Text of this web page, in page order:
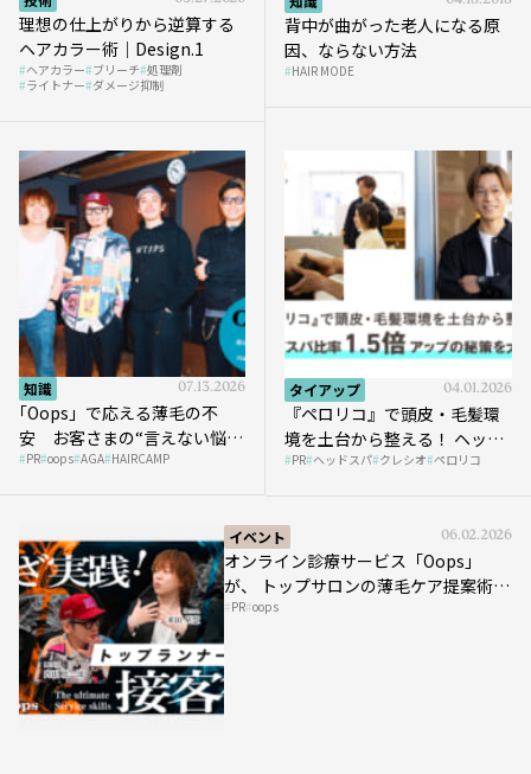
理想の仕上がりから逆算する
ヘアカラー術｜Design.1
ヘアカラー ブリーチ 処理剤
ライトナー ダメージ抑制
背中が曲がった老人になる原
因、ならない方法
HAIR MODE
知識 07.13.2026
｢Oops」で応える薄毛の不
安 お客さまの“言えない悩
み”にどう向き合う？ ＃01
PR oops AGA HAIRCAMP
タイアップ 04.01.2026
『ペロリコ』で頭皮・毛髪環
境を土台から整える！ ヘッド
スパ比率1.5倍アップの秘策を
PR ヘッドスパ クレシオ ペロリコ
イベント 06.02.2026
オンライン診療サービス「Oops」
が、 トップサロンの薄毛ケア提案術を
HAIRCAMPで公開！
PR oops